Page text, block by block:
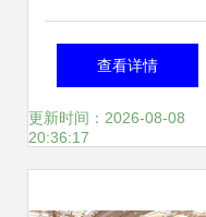
发量与货运装车量
双创新高，盐城成
查看详情
更新时间：2026-08-08
20:36:17